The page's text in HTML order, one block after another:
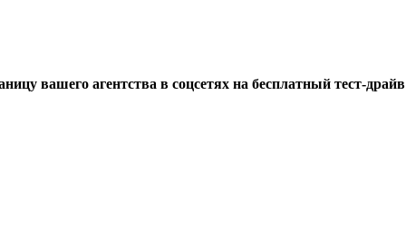
вашего агентства в соцсетях на бесплатный тест-